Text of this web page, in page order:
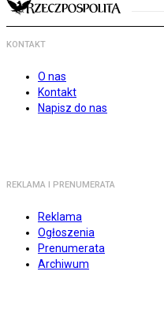
KONTAKT
O nas
Kontakt
Napisz do nas
REKLAMA I PRENUMERATA
Reklama
Ogłoszenia
Prenumerata
Archiwum